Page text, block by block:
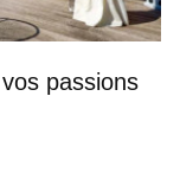
passions